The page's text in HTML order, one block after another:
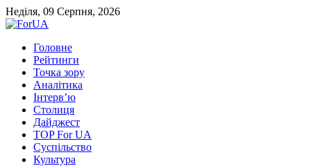
Неділя, 09 Серпня, 2026
Головне
Рейтинги
Точка зору
Аналітика
Інтерв’ю
Столиця
Дайджест
TOP For UA
Суспiльство
Культура